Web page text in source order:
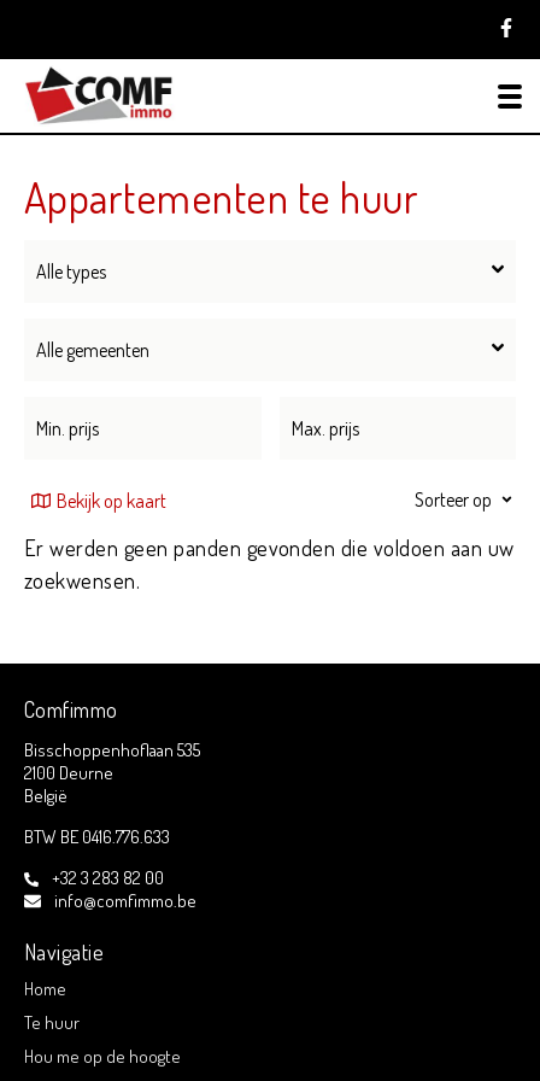
Appartementen te huur
Alle types
Alle gemeenten
Bekijk op kaart Sorteer op
Er werden geen panden gevonden die voldoen aan uw
zoekwensen.
Comfimmo
Bisschoppenhoflaan 535
2100 Deurne
België
BTW BE 0416.776.633
+32 3 283 82 00
info@comfimmo.be
Navigatie
Home
Te huur
Hou me op de hoogte